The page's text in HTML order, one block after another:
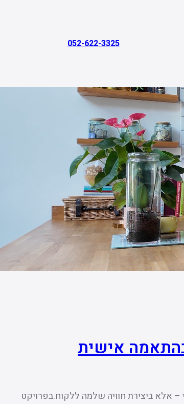
052-622-3325
בהתאמה אישית
– אלא ביצירת חוויה שלמה ללקוח.בפרויקט